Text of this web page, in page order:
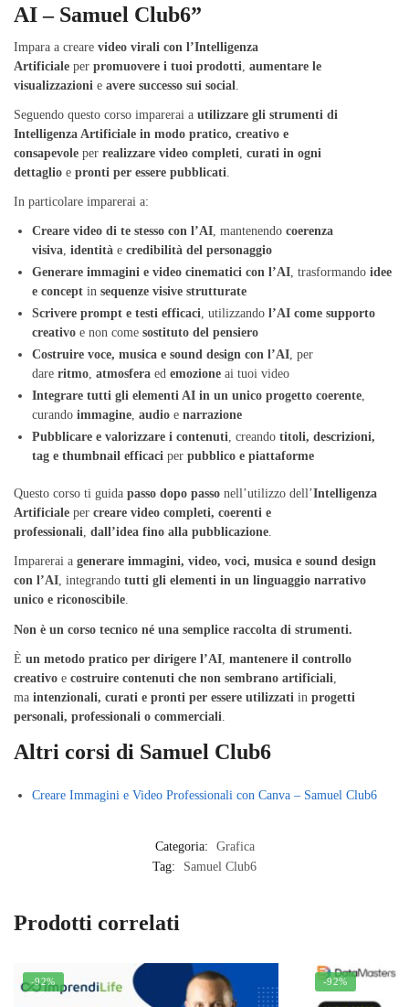
AI – Samuel Club6”
Impara a creare video virali con l’Intelligenza
Artificiale per promuovere i tuoi prodotti aumentare le
visualizzazioni e avere successo sui social
Seguendo questo corso imparerai a utilizzare gli strumenti di
Intelligenza Artificiale in modo pratico, creativo e
consapevole per realizzare video completi curati in ogni
dettaglio e pronti per essere pubblicati
In particolare imparerai a:
Creare video di te stesso con l’AI, mantenendo coerenza
visiva, identità e credibilità del personaggio
Generare immagini e video cinematici con l’AI, trasformando idee
e concept in sequenze visive strutturate
Scrivere prompt e testi efficaci, utilizzando l’AI come supporto
creativo e non come sostituto del pensiero
Costruire voce, musica e sound design con l’AI, per
dare ritmo, atmosfera ed emozione ai tuoi video
Integrare tutti gli elementi AI in un unico progetto coerente,
curando immagine, audio e narrazione
Pubblicare e valorizzare i contenuti, creando titoli, descrizioni,
tag e thumbnail efficaci per pubblico e piattaforme
Questo corso ti guida passo dopo passo nell’utilizzo dell’Intelligenza
Artificiale per creare video completi, coerenti e
professionali, dall’idea fino alla pubblicazione.
Imparerai a generare immagini, video, voci, musica e sound design
con l’AI, integrando tutti gli elementi in un linguaggio narrativo
unico e riconoscibile.
Non è un corso tecnico né una semplice raccolta di strumenti.
È un metodo pratico per dirigere l’AI mantenere il controllo
creativo e costruire contenuti che non sembrano artificiali
ma intenzionali, curati e pronti per essere utilizzati in progetti
personali, professionali o commerciali
Altri corsi di Samuel Club6
Creare Immagini e Video Professionali con Canva – Samuel Club6
Categoria:
Grafica
Tag:
Samuel Club6
Prodotti correlati
-92% -92%